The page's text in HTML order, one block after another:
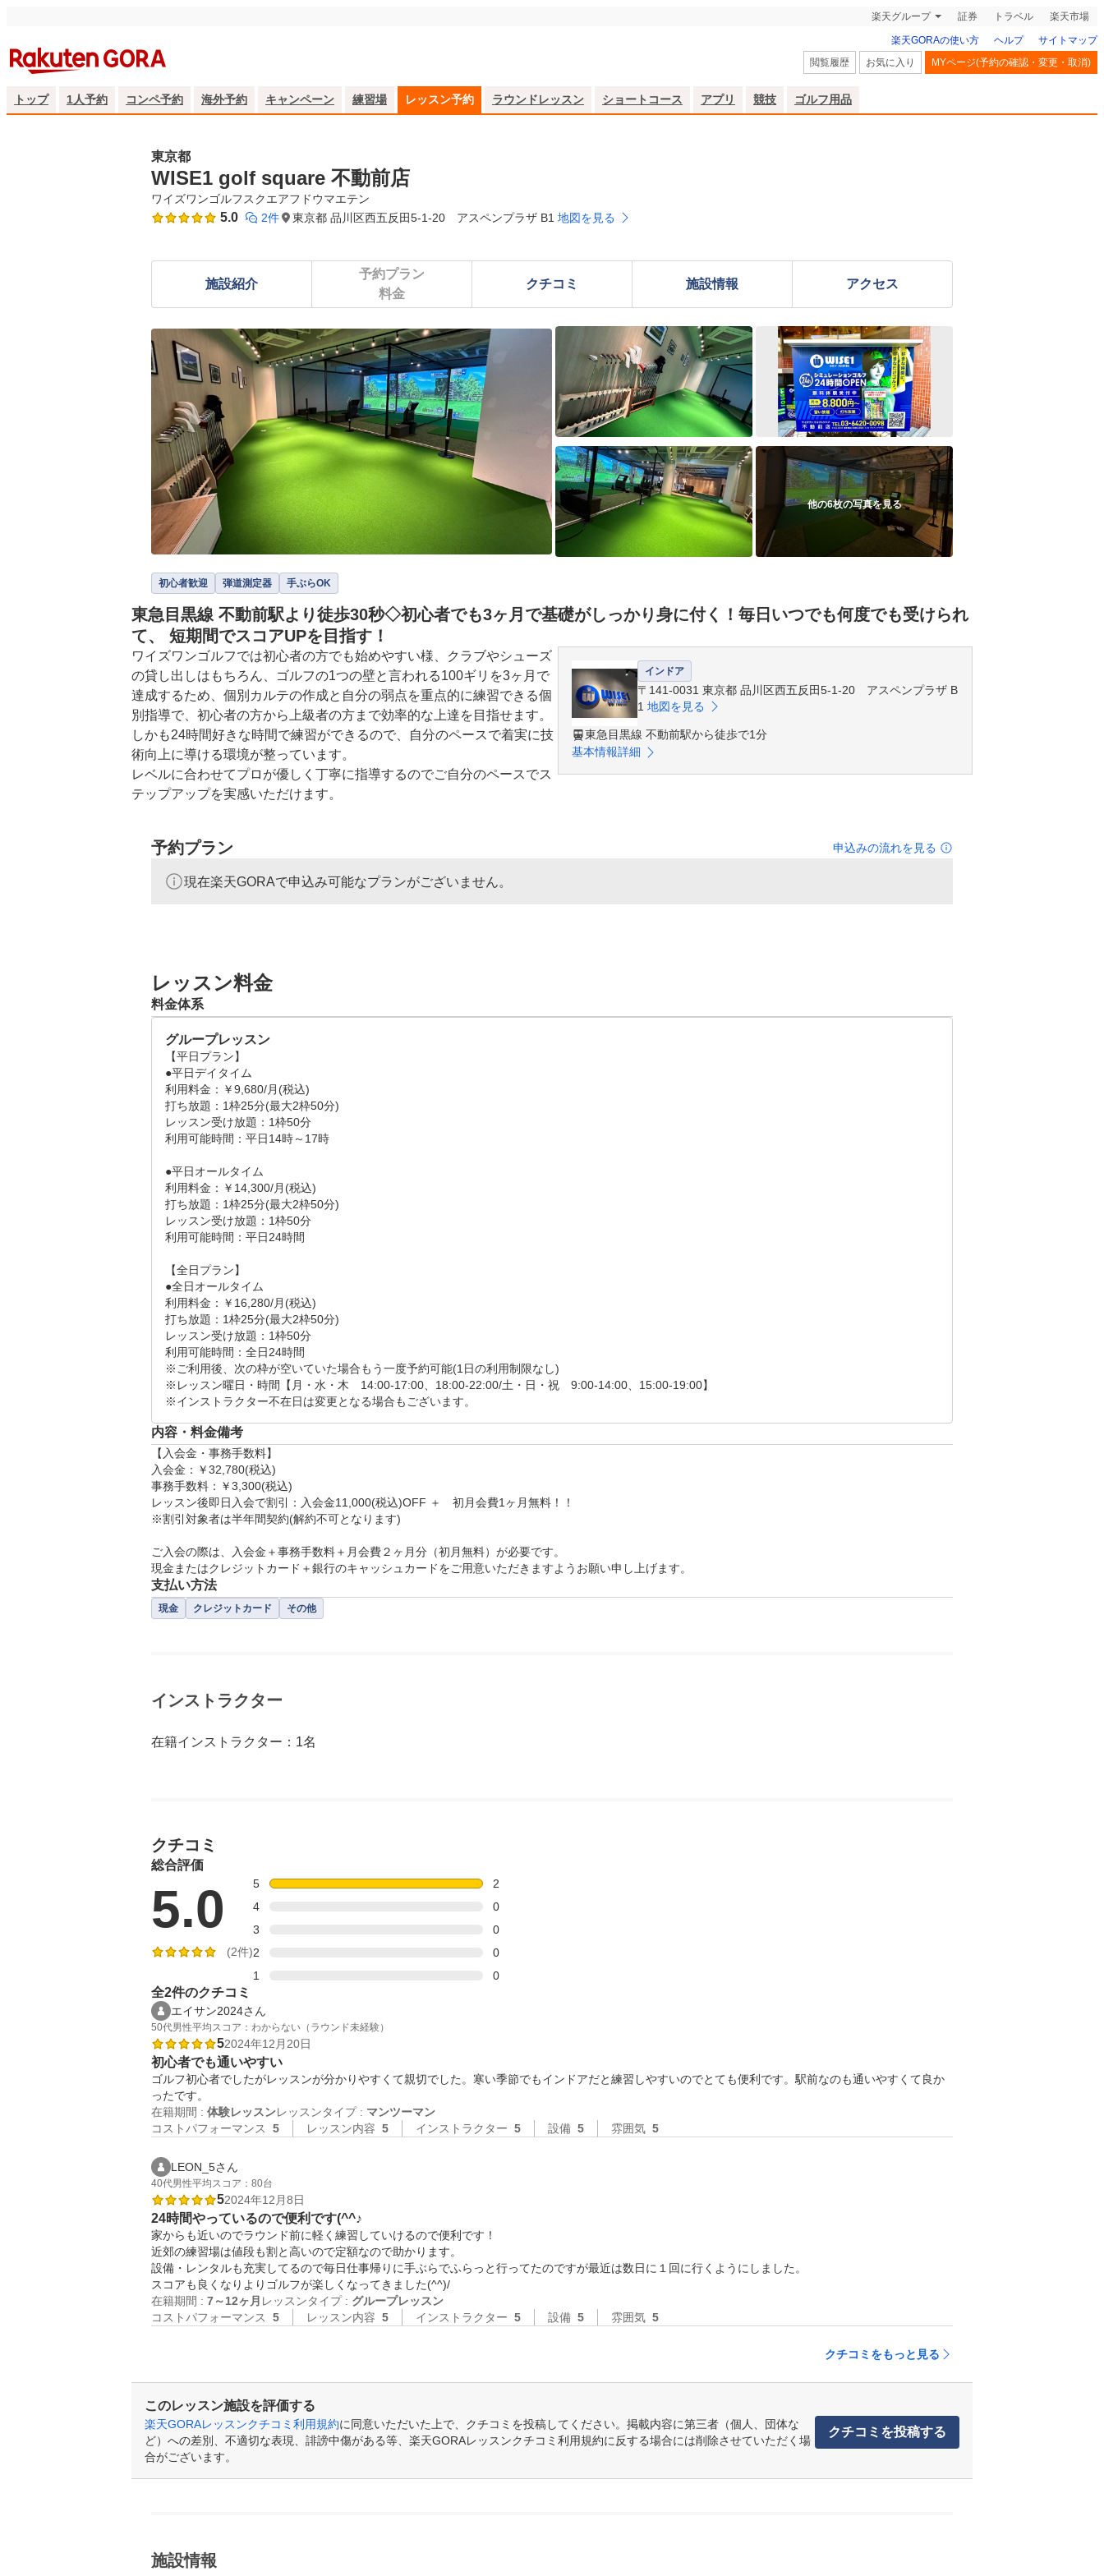
楽天グループ 証券 トラベル 楽天市場
楽天GORAの使い方 ヘルプ
サイトマップ
閲覧履歴
お気に入り MYページ(予約の確認・変更・取消)
トップ 1人予約 コンペ予約 海外予約 キャンペーン 練習場 レッスン予約 ラウンドレッスン ショートコース アプリ 競技 ゴルフ用品
東京都
WISE1 golf square 不動前店
ワイズワンゴルフスクエアフドウマエテン
5.0 2件 東京都 品川区西五反田5-1-20 アスペンプラザ B1 地図を見る
施設紹介
予約プラン
料金
クチコミ 施設情報 アクセス
他の6枚の写真を見る
初心者歓迎 弾道測定器 手ぶらOK
東急目黒線 不動前駅より徒歩30秒◇初心者でも3ヶ月で基礎がしっかり身に付く！毎日いつでも何度でも受けられ
て、 短期間でスコアUPを目指す！
ワイズワンゴルフでは初心者の方でも始めやすい様、クラブやシューズ
の貸し出しはもちろん、ゴルフの1つの壁と言われる100ギリを3ヶ月で
達成するため、個別カルテの作成と自分の弱点を重点的に練習できる個
別指導で、初心者の方から上級者の方まで効率的な上達を目指せます。
しかも24時間好きな時間で練習ができるので、自分のペースで着実に技
術向上に導ける環境が整っています。
レベルに合わせてプロが優しく丁寧に指導するのでご自分のペースでス
テップアップを実感いただけます。
インドア
〒141-0031 東京都 品川区西五反田5-1-20 アスペンプラザ B
1 地図を見る
東急目黒線 不動前駅から徒歩で1分
基本情報詳細
予約プラン 申込みの流れを見る
現在楽天GORAで申込み可能なプランがございません。
レッスン料金
料金体系
グループレッスン
【平日プラン】
●平日デイタイム
利用料金：￥9,680/月(税込)
打ち放題：1枠25分(最大2枠50分)
レッスン受け放題：1枠50分
利用可能時間：平日14時～17時
●平日オールタイム
利用料金：￥14,300/月(税込)
打ち放題：1枠25分(最大2枠50分)
レッスン受け放題：1枠50分
利用可能時間：平日24時間
【全日プラン】
●全日オールタイム
利用料金：￥16,280/月(税込)
打ち放題：1枠25分(最大2枠50分)
レッスン受け放題：1枠50分
利用可能時間：全日24時間
※ご利用後、次の枠が空いていた場合もう一度予約可能(1日の利用制限なし)
※レッスン曜日・時間【月・水・木　14:00-17:00、18:00-22:00/土・日・祝　9:00-14:00、15:00-19:00】
※インストラクター不在日は変更となる場合もございます。
内容・料金備考
【入会金・事務手数料】
入会金：￥32,780(税込)
事務手数料：￥3,300(税込)
レッスン後即日入会で割引：入会金11,000(税込)OFF ＋　初月会費1ヶ月無料！！
※割引対象者は半年間契約(解約不可となります)
ご入会の際は、入会金＋事務手数料＋月会費２ヶ月分（初月無料）が必要です。
支払い方法
現金 クレジットカード その他
インストラクター
在籍インストラクター：1名
クチコミ
総合評価
5.0
(2件)
5
2
4
0
3
0
2
0
1
0
全2件のクチコミ
エイサン2024さん
50代男性平均スコア：わからない（ラウンド未経験）
52024年12月20日
初心者でも通いやすい
ゴルフ初心者でしたがレッスンが分かりやすくて親切でした。寒い季節でもインドアだと練習しやすいのでとても便利です。駅前なのも通いやすくて良か
ったです。
在籍期間 : 体験レッスンレッスンタイプ : マンツーマン
コストパフォーマンス
5 レッスン内容 5 インストラクター 5 設備 5 雰囲気 5
LEON_5さん
40代男性平均スコア：80台
52024年12月8日
24時間やっているので便利です(^^♪
家からも近いのでラウンド前に軽く練習していけるので便利です！
近郊の練習場は値段も割と高いので定額なので助かります。
設備・レンタルも充実してるので毎日仕事帰りに手ぶらでふらっと行ってたのですが最近は数日に１回に行くようにしました。
在籍期間 : 7～12ヶ月 レッスンタイプ : グループレッスン
コストパフォーマンス
5 レッスン内容 5 インストラクター 5 設備 5 雰囲気 5
クチコミをもっと見る
このレッスン施設を評価する
楽天GORAレッスンクチコミ利用規約に同意いただいた上で、クチコミを投稿してください。掲載内容に第三者（個人、団体な
ど）への差別、不適切な表現、誹謗中傷がある等、楽天GORAレッスンクチコミ利用規約に反する場合には削除させていただく場
合がございます。
クチコミを投稿する
施設情報